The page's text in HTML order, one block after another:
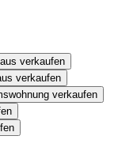
verkaufen
verkaufen
verkaufen